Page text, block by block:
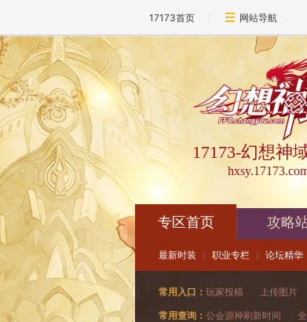
17173首页 网站导航
17173-幻想神
专区首页 攻略
最新时装 职业专栏 论坛精华
常用入口： 玩家投稿 上传图片
常用查询： 公会源神刷新时间